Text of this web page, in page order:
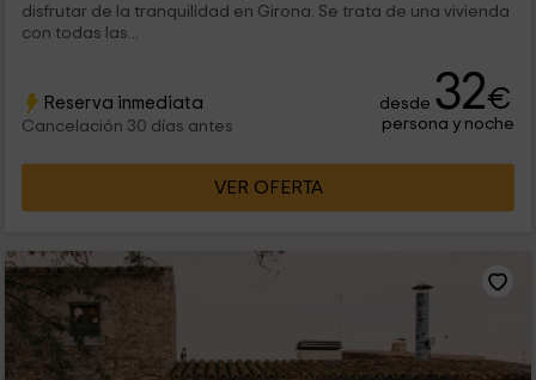
disfrutar de la tranquilidad en Girona. Se trata de una vivienda
con todas las...
Reserva inmediata
Cancelación 30 días antes
desde 32€
persona y noche
VER OFERTA